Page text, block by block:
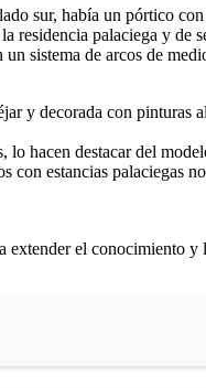
sur, había un pórtico
palaciega y de
sistema de arcos de
y decorada con pinturas
lo hacen destacar del
estancias palaciegas
extender el conocimiento